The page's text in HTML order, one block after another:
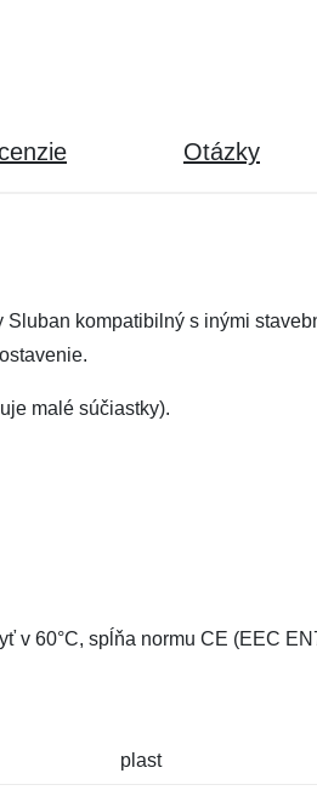
Otázky
kompatibilný s inými
malé súčiastky).
v 60°C, spĺňa normu CE (EEC
plast